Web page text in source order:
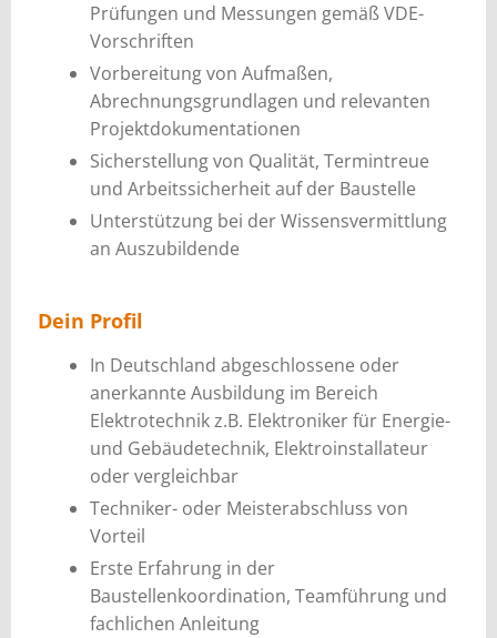
Prüfungen und Messungen gemäß VDE-
Vorschriften
Vorbereitung von Aufmaßen,
Abrechnungsgrundlagen und relevanten
Projektdokumentationen
Sicherstellung von Qualität, Termintreue
und Arbeitssicherheit auf der Baustelle
Unterstützung bei der Wissensvermittlung
an Auszubildende
Dein Profil
In Deutschland abgeschlossene oder
anerkannte Ausbildung im Bereich
Elektrotechnik z.B. Elektroniker für Energie-
und Gebäudetechnik, Elektroinstallateur
oder vergleichbar
Techniker- oder Meisterabschluss von
Vorteil
Erste Erfahrung in der
Baustellenkoordination, Teamführung und
fachlichen Anleitung